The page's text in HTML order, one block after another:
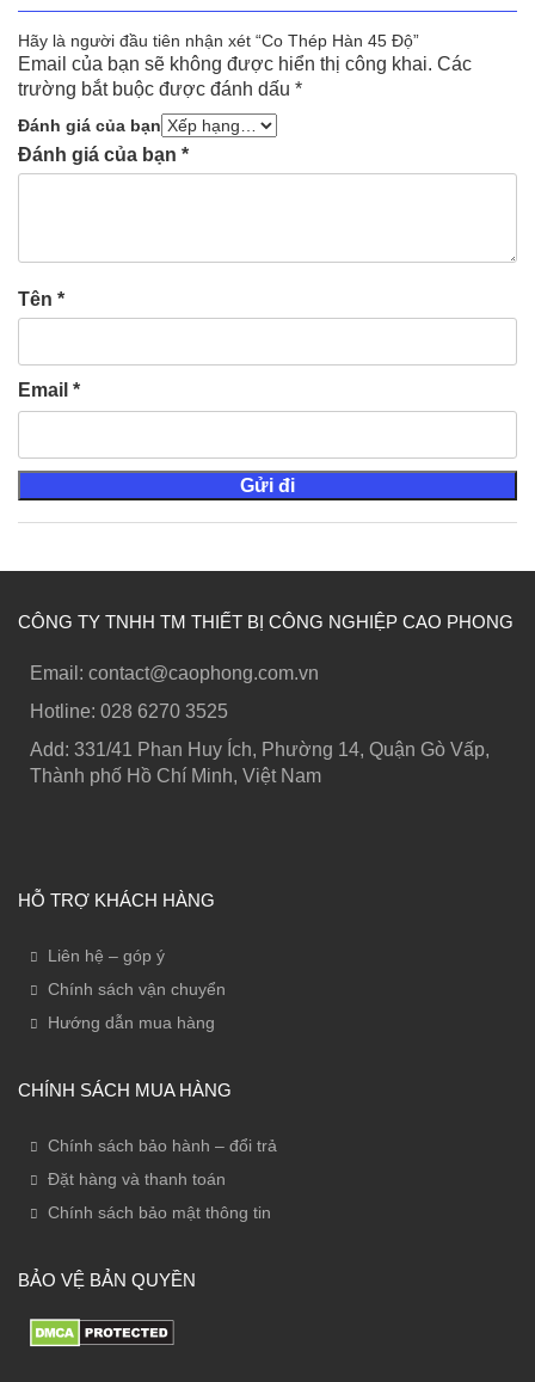
Hãy là người đầu tiên nhận xét “Co Thép Hàn 45 Độ”
Email của bạn sẽ không được hiển thị công khai. Các
trường bắt buộc được đánh dấu *
Đánh giá của bạn
Đánh giá của bạn *
Tên *
Email *
CÔNG TY TNHH TM THIẾT BỊ CÔNG NGHIỆP CAO PHONG
Email: contact@caophong.com.vn
Hotline: ‭028 6270 3525
Add: 331/41 Phan Huy Ích, Phường 14, Quận Gò Vấp,
Thành phố Hồ Chí Minh, Việt Nam
HỖ TRỢ KHÁCH HÀNG
Liên hệ – góp ý
Chính sách vận chuyển
Hướng dẫn mua hàng
CHÍNH SÁCH MUA HÀNG
Chính sách bảo hành – đổi trả
Đặt hàng và thanh toán
Chính sách bảo mật thông tin
BẢO VỆ BẢN QUYỀN